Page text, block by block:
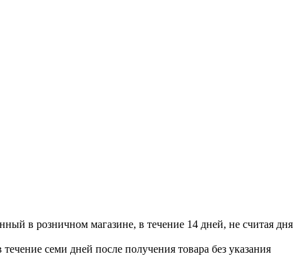
в розничном магазине, в течение 14 дней, не считая дня
семи дней после получения товара без указания